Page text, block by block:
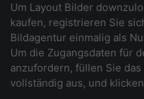
Um Layout Bilder
kaufen, registrieren Sie
Bildagentur einmalig als
Um die Zugangsdaten für
anzufordern, füllen Sie
vollständig aus, und